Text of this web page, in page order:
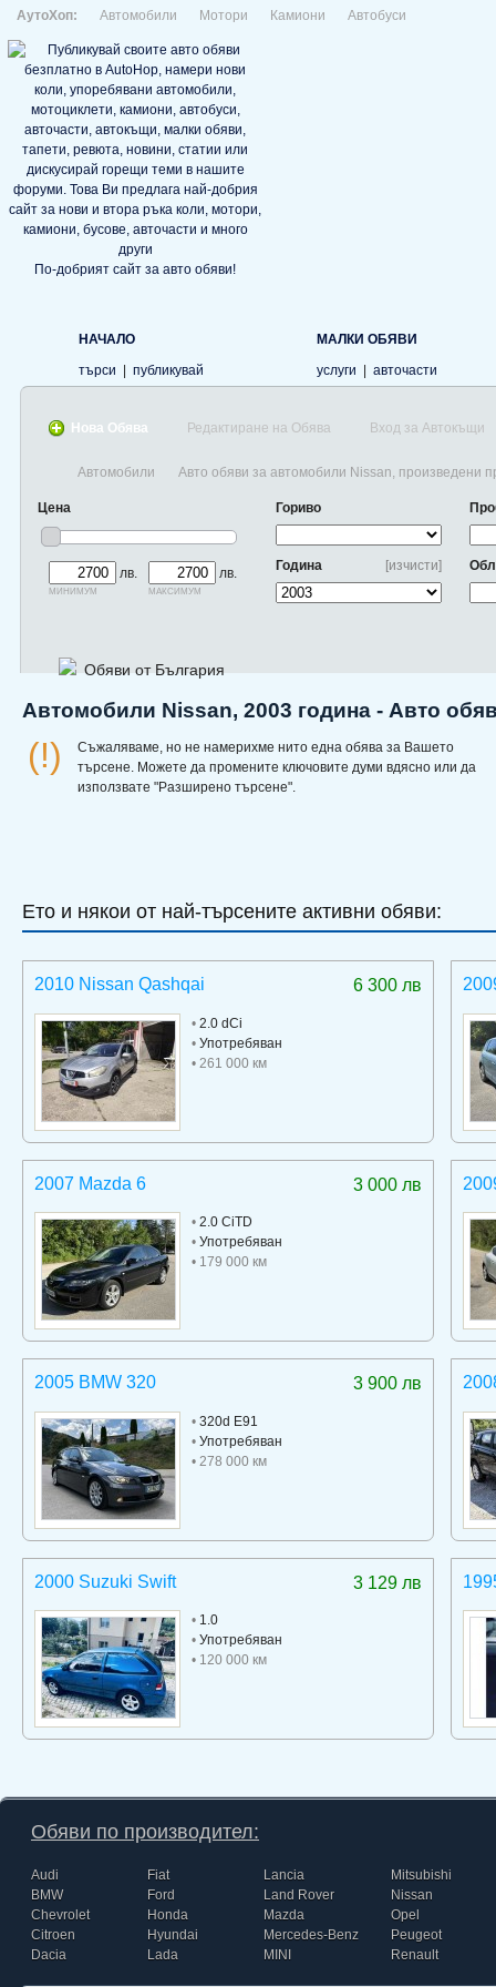
АутоХоп: Автомобили Мотори Камиони Автобуси
По-добрият сайт за авто обяви!
НАЧАЛО
търси
публикувай
МАЛКИ ОБЯВИ
услуги
авточасти
Нова Обява Редактиране на Обява Вход за Автокъщи
Автомобили Авто обяви за автомобили Nissan, произведени
Цена
лв.
минимум
лв.
максимум
Гориво
[изчисти]
Година
Обяви от България
Автомобили Nissan, 2003 година - Авто
(!)
Съжаляваме, но не намерихме нито една обява за Вашето
търсене. Можете да промените ключовите думи вдясно или да
използвате "Разширено търсене".
Ето и някои от най-търсените активни обяви:
6 300 лв
2010 Nissan Qashqai
• 2.0 dCi
• Употребяван
• 261 000 км
3 000 лв
2007 Mazda 6
• 2.0 CiTD
• Употребяван
• 179 000 км
3 900 лв
2005 BMW 320
• 320d E91
• Употребяван
• 278 000 км
3 129 лв
2000 Suzuki Swift
• 1.0
• Употребяван
• 120 000 км
Обяви по производител:
Audi
BMW
Chevrolet
Citroen
Dacia
Fiat
Ford
Honda
Hyundai
Lada
Lancia
Land Rover
Mazda
Mercedes-Benz
MINI
Mitsubishi
Nissan
Opel
Peugeot
Renault